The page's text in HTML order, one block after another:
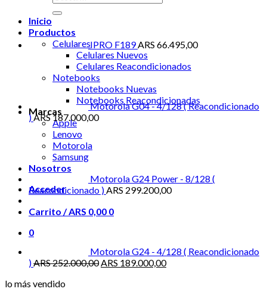
por:
Inicio
Productos
Celulares
Celulares Nuevos
Celulares Reacondicionados
Notebooks
Notebooks Nuevas
Notebooks Reacondicionadas
Marcas
Apple
Lenovo
Motorola
Samsung
Nosotros
Acceder
Carrito /ARS 0,00 0
0
IPRO F189ARS 66.495,00
Motorola G04 - 4/128 ( Reacondicionado
)ARS187.000,00
Motorola G24 Power - 8/128 (
Reacondicionado )ARS 299.200,00
Motorola G24 - 4/128 ( Reacondicionado
)ARS252.000,00 El
ARS 189.000,00El
lo más vendido